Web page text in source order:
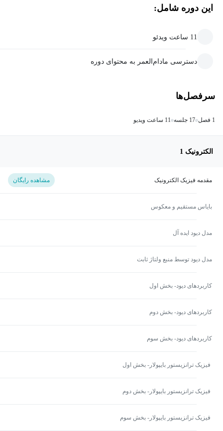
این دوره شامل:
11 ساعت ویدئو
دسترسی مادام‌العمر به محتوای دوره
سرفصل‌ها
1 فصل 17 جلسه 11 ساعت ویدیو
الکترونیک 1
مقدمه‌ فیزیک الکترونیک مشاهده رایگان
بایاس مستقیم و معکوس
مدل دیود ایده آل
مدل دیود توسط منبع ولتاژ ثابت
کاربردهای دیود- بخش اول
کاربردهای دیود- بخش دوم
کاربردهای دیود- بخش سوم
فیزیک ترانزیستور بایپولار- بخش اول
فیزیک ترانزیستور بایپولار- بخش دوم
فیزیک ترانزیستور بایپولار- بخش سوم